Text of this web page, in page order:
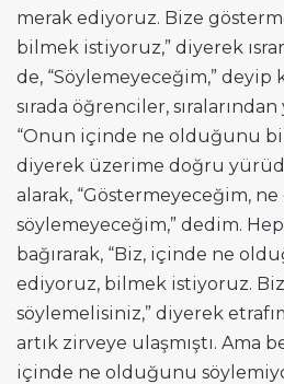
merak ediyoruz. Bize
bilmek istiyoruz,” diyerek
de, “Söylemeyeceğim,” deyip
sırada öğrenciler,
“Onun içinde ne olduğunu
diyerek üzerime doğru
alarak, “Göstermeyeceğim,
söylemeyeceğim,” dedim.
bağırarak, “Biz, içinde ne
ediyoruz, bilmek istiyoruz.
söylemelisiniz,” diyerek
artık zirveye ulaşmıştı. Ama
içinde ne olduğunu